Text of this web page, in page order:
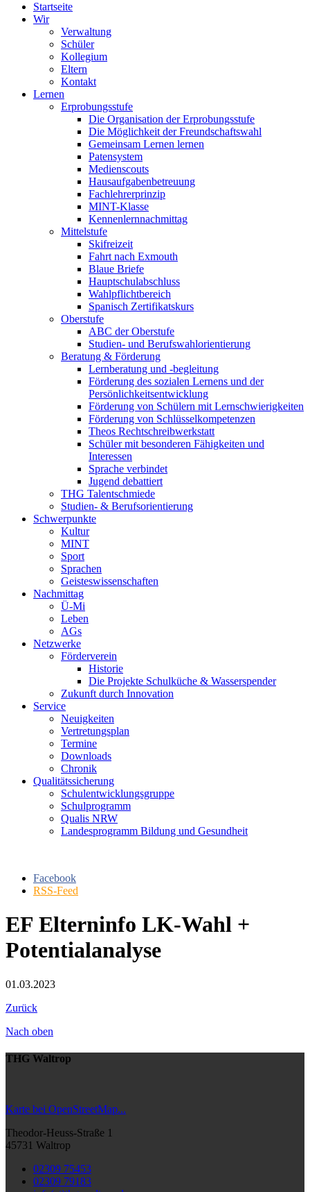
Startseite
Wir
Verwaltung
Schüler
Kollegium
Eltern
Kontakt
Lernen
Erprobungsstufe
Die Organisation der Erprobungsstufe
Die Möglichkeit der Freundschaftswahl
Gemeinsam Lernen lernen
Patensystem
Medienscouts
Hausaufgabenbetreuung
Fachlehrerprinzip
MINT-Klasse
Kennenlernnachmittag
Mittelstufe
Skifreizeit
Fahrt nach Exmouth
Blaue Briefe
Hauptschulabschluss
Wahlpflichtbereich
Spanisch Zertifikatskurs
Oberstufe
ABC der Oberstufe
Studien- und Berufswahlorientierung
Beratung & Förderung
Lernberatung und -begleitung
Förderung des sozialen Lernens und der
Persönlichkeitsentwicklung
Förderung von Schülern mit Lernschwierigkeiten
Förderung von Schlüsselkompetenzen
Theos Rechtschreibwerkstatt
Schüler mit besonderen Fähigkeiten und
Interessen
Sprache verbindet
Jugend debattiert
THG Talentschmiede
Studien- & Berufsorientierung
Schwerpunkte
Kultur
MINT
Sport
Sprachen
Geisteswissenschaften
Nachmittag
Ü-Mi
Leben
AGs
Netzwerke
Förderverein
Historie
Die Projekte Schulküche & Wasserspender
Zukunft durch Innovation
Service
Neuigkeiten
Vertretungsplan
Termine
Downloads
Chronik
Qualitätssicherung
Schulentwicklungsgruppe
Schulprogramm
Qualis NRW
Landesprogramm Bildung und Gesundheit
Facebook
RSS-Feed
EF Elterninfo LK-Wahl +
Potentialanalyse
01.03.2023
Zurück
Nach oben
THG Waltrop
Karte bei OpenStreetMap...
Theodor-Heuss-Straße 1
45731 Waltrop
02309 75453
02309 79183